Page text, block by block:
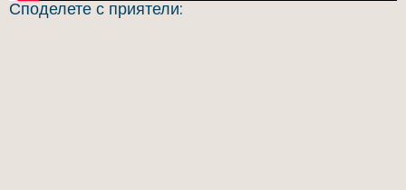
Споделете с приятели: